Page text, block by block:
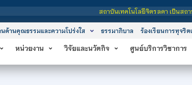
สถาบันเทคโนโลยีจิตรลดา เป็นสถาบันอุดมศึกษาในกำกับของรัฐ เ
นด้านคุณธรรมและความโปร่งใส ธรรมาภิบาล ร้องเรียนการทุจริ
หน่วยงาน วิจัยและนวัตกิจ ศูนย์บริการวิชาการ